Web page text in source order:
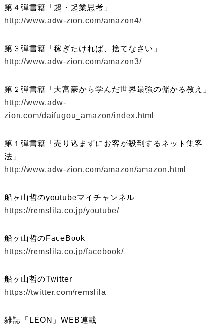
第４弾書籍「超・起業思考」
http://www.adw-zion.com/amazon4/
第３弾書籍「稼ぎたければ、捨てなさい」
http://www.adw-zion.com/amazon3/
第２弾書籍「大富豪から学んだ世界最強の儲かる教え」
http://www.adw-
zion.com/daifugou_amazon/index.html
第１弾書籍「売り込まずにお客が殺到するネット集客
法」
http://www.adw-zion.com/amazon/amazon.html
船ヶ山哲のyoutubeマイチャンネル
https://remslila.co.jp/youtube/
船ヶ山哲のFaceBook
https://remslila.co.jp/facebook/
船ヶ山哲のTwitter
https://twitter.com/remslila
雑誌「LEON」WEB連載